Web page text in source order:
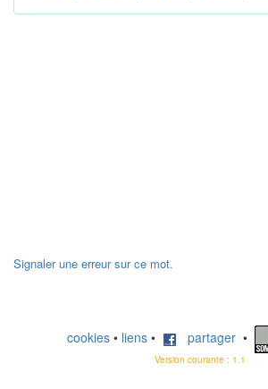
Signaler une erreur sur ce mot.
cookies • liens • partager •
Version courante : 1.1